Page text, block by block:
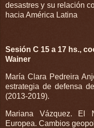
desastres y su relación
hacia América Latina
Sesión C 15 a 17 hs.,
Wainer
María Clara Pedreira
estrategia de defensa
(2013-2019).
Mariana Vázquez. El
Europea. Cambios